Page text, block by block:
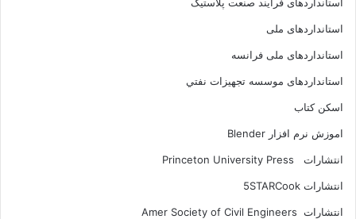
استانداردهای ملی
استانداردهای ملی فرانسه
استانداردهای موسسه تجهيزات نفتي
اسکن کتاب
اموزش نرم افزار Blender
انتشارات Princeton University Press
انتشارات ‎ 5STARCook
انتشارات Amer Society of Civil Engineers